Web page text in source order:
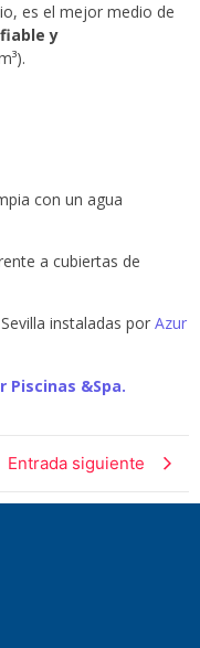
es el mejor medio de
y
con un agua
a cubiertas de
instaladas por Azur
Piscinas &Spa.
Entrada siguiente